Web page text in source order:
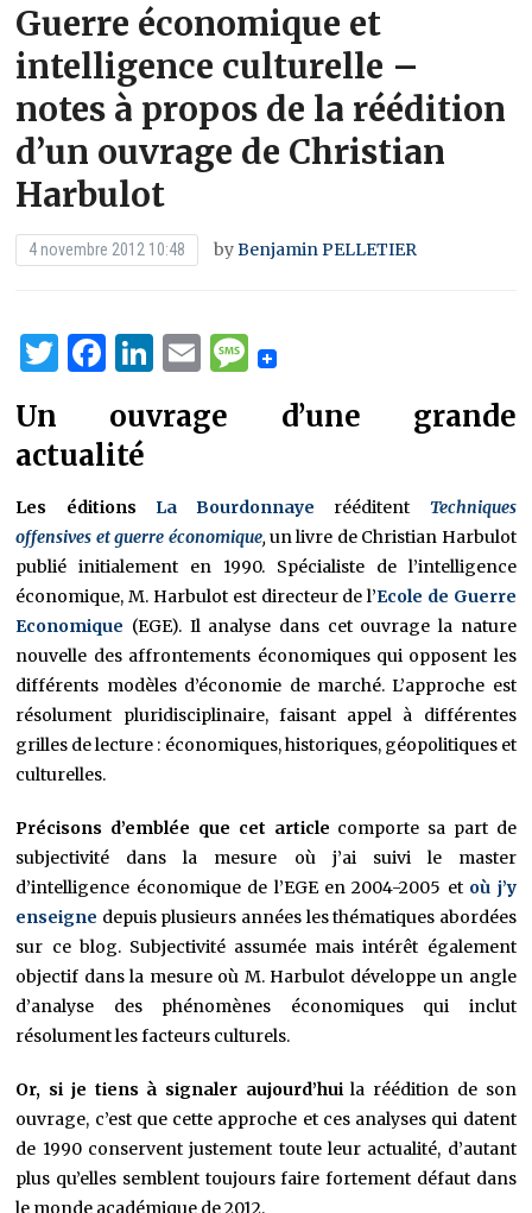
Guerre économique et
intelligence culturelle –
notes à propos de la réédition
d’un ouvrage de Christian
Harbulot
4 novembre 2012 10:48 byBenjamin PELLETIER
Twitter
Facebook
LinkedIn
EmailMessage
Un ouvrage d’une grande
actualité
Les éditions La Bourdonnaye rééditent Techniques
offensives et guerre économique, un livre de Christian Harbulot
publié initialement en 1990. Spécialiste de l’intelligence
économique, M. Harbulot est directeur de l’Ecole de Guerre
Economique (EGE). Il analyse dans cet ouvrage la nature
nouvelle des affrontements économiques qui opposent les
différents modèles d’économie de marché. L’approche est
résolument pluridisciplinaire, faisant appel à différentes
grilles de lecture : économiques, historiques, géopolitiques et
culturelles.
Précisons d’emblée que cet article comporte sa part de
subjectivité dans la mesure où j’ai suivi le master
d’intelligence économique de l’EGE en 2004-2005 et où j’y
enseigne depuis plusieurs années les thématiques abordées
sur ce blog. Subjectivité assumée mais intérêt également
objectif dans la mesure où M. Harbulot développe un angle
d’analyse des phénomènes économiques qui inclut
résolument les facteurs culturels.
Or, si je tiens à signaler aujourd’huila réédition de son
ouvrage, c’est que cette approche et ces analyses qui datent
de 1990 conservent justement toute leur actualité, d’autant
plus qu’elles semblent toujours faire fortement défaut dans
le monde académique de 2012.